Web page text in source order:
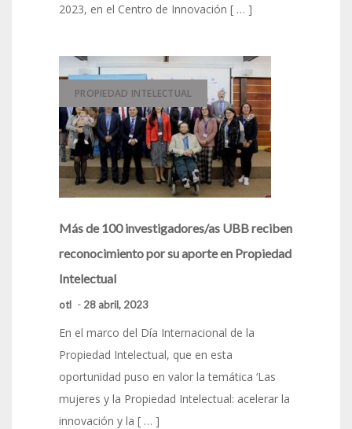
2023, en el Centro de Innovación [ … ]
PROPIEDAD INTELECTUAL
Más de 100 investigadores/as UBB reciben
reconocimiento por su aporte en Propiedad
Intelectual
otl - 28 abril, 2023
En el marco del Día Internacional de la
Propiedad Intelectual, que en esta
oportunidad puso en valor la temática ‘Las
mujeres y la Propiedad Intelectual: acelerar la
innovación y la [ … ]